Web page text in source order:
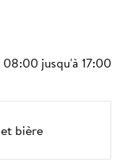
08:00 jusqu'à 17:00
bière